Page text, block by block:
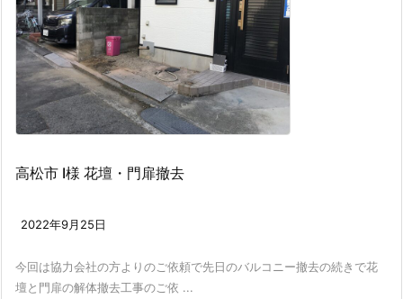
高松市 I様 花壇・門扉撤去
2022年9月25日
今回は協力会社の方よりのご依頼で先日のバルコニー撤去の続きで花
壇と門扉の解体撤去工事のご依 ...